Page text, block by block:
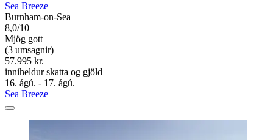
Sea Breeze
Burnham-on-Sea
8,0/10
Mjög gott
(3 umsagnir)
57.995 kr.
inniheldur skatta og gjöld
16. ágú. - 17. ágú.
Sea Breeze